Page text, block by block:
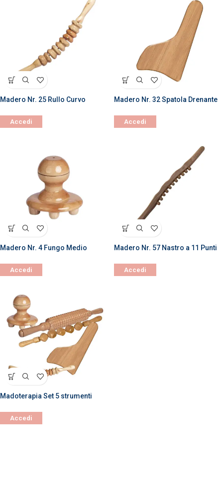
Madero Nr. 25 Rullo Curvo
Accedi
Madero Nr. 32 Spatola Drenante
Accedi
Madero Nr. 4 Fungo Medio
Accedi
Madero Nr. 57 Nastro a 11 Punti
Accedi
Madoterapia Set 5 strumenti
Accedi